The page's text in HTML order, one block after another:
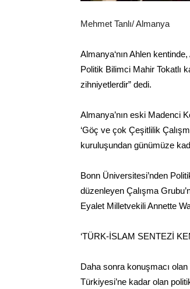
Mehmet Tanlı/ Almanya
Almanya‘nın Ahlen
Politik Bilimci Mahir Tokatlı
zihniyetlerdir” dedi.
Almanya’nın eski Madenci
‘Göç ve çok Çeşitlilik
kuruluşundan günümüze
Bonn Üniversitesi’nden
düzenleyen Çalışma
Eyalet Milletvekili Annette
‘TÜRK-İSLAM SENTEZİ
Daha sonra konuşmacı
Türkiyesi’ne kadar olan